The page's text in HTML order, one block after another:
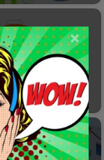
t.w.v. €
×